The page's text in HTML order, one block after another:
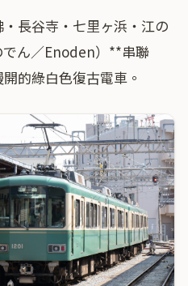
長谷寺・七里ヶ浜・江の
ん／Enoden）**串聯
的綠白色復古電車。